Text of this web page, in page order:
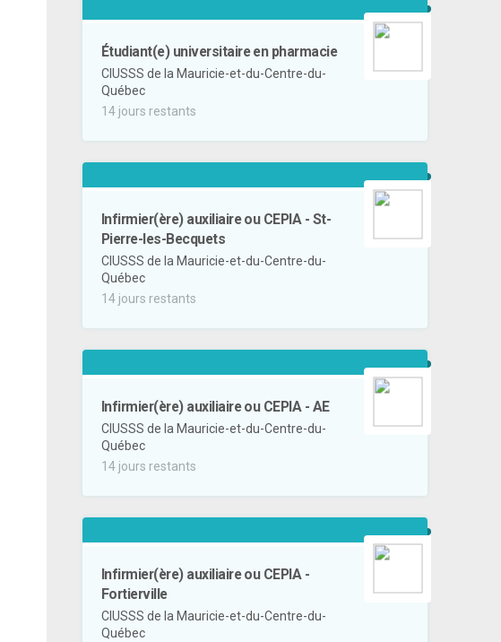
Étudiant(e) universitaire en pharmacie
CIUSSS de la Mauricie-et-du-Centre-du-
Québec
14 jours restants
Infirmier(ère) auxiliaire ou CEPIA - St-
Pierre-les-Becquets
CIUSSS de la Mauricie-et-du-Centre-du-
Québec
14 jours restants
Infirmier(ère) auxiliaire ou CEPIA - AE
CIUSSS de la Mauricie-et-du-Centre-du-
Québec
14 jours restants
Infirmier(ère) auxiliaire ou CEPIA -
Fortierville
CIUSSS de la Mauricie-et-du-Centre-du-
Québec